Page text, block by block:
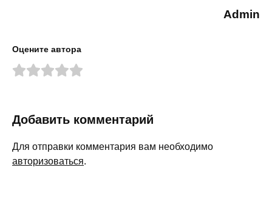
Admin
Оцените автора
Добавить комментарий
Для отправки комментария вам необходимо
авторизоваться.